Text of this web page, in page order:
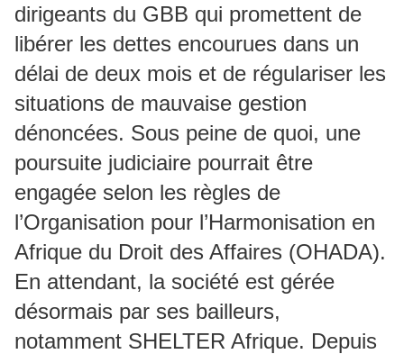
dirigeants du GBB qui promettent de
libérer les dettes encourues dans un
délai de deux mois et de régulariser les
situations de mauvaise gestion
dénoncées. Sous peine de quoi, une
poursuite judiciaire pourrait être
engagée selon les règles de
l’Organisation pour l’Harmonisation en
Afrique du Droit des Affaires (OHADA).
En attendant, la société est gérée
désormais par ses bailleurs,
notamment SHELTER Afrique. Depuis